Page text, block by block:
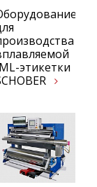
этикетки